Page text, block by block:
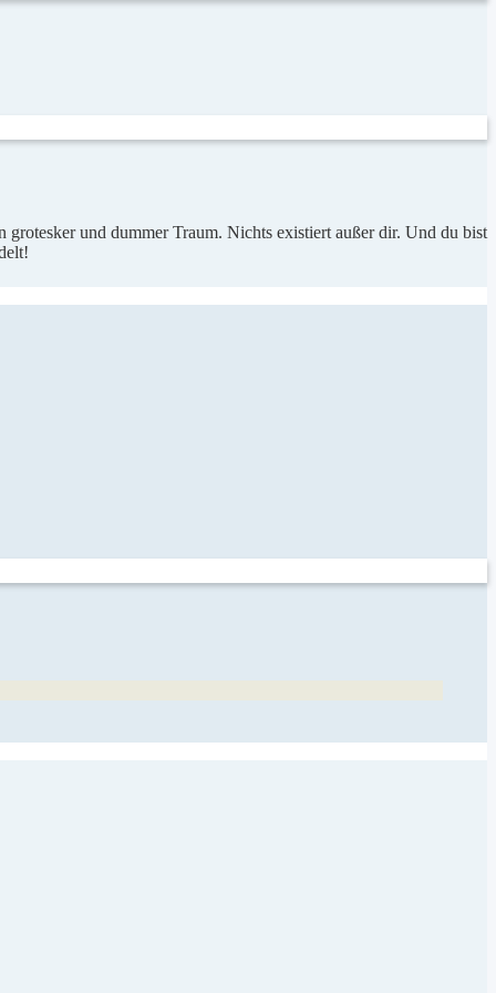
und dummer Traum. Nichts existiert außer dir. Und du bist